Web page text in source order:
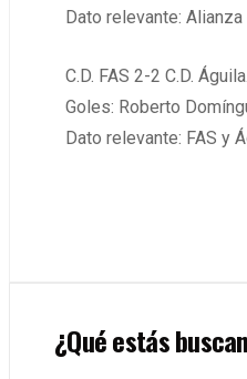
Dato relevante:
C.D. FAS 2-2 C.D. Águila.
Goles: Roberto
Dato relevante: FAS y
¿Qué estás